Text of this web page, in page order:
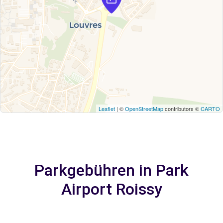
Leaflet | ©OpenStreetMapcontributors ©CARTO
Parkgebühren in Park
Airport Roissy